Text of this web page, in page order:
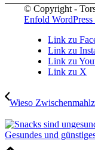
© Copyright -
Enfold
Link zu
Link zu
Link zu
Link zu X
Wieso
Gesundes und